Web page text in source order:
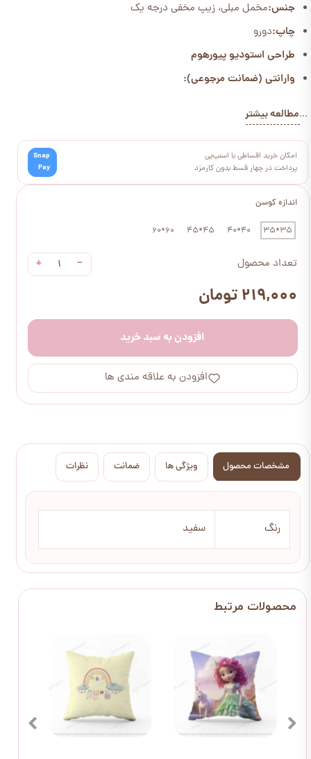
اندازه کوسن
35*35
40*40
45*45
60*60
تعداد محصول −
+
۲۱۹,۰۰۰ تومان
افزودن به سبد خرید
افزودن به علاقه مندی ها
جنس:مخمل مبلی، زیپ مخفی درجه یک
چاپ:دورو
طراحی استودیو پیورهوم
وارانتی (ضمانت مرجوعی):
...مطالعه بیشتر
امکان خرید اقساطی با اسنپ‌پی
پرداخت در چهار قسط بدون کارمزد
Snap
Pay
مشخصات محصول ویژگی ها ضمانت نظرات
رنگ سفید